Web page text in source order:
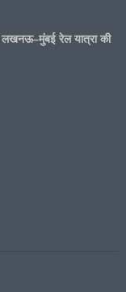
रेल यात्रा की